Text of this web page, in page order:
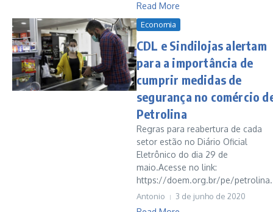
Read More
Economia
CDL e Sindilojas alertam
para a importância de
cumprir medidas de
segurança no comércio
Petrolina
Regras para reabertura de cada
setor estão no Diário Oficial
Eletrônico do dia 29 de
maio.Acesse no link:
https://doem.org.br/pe/
Antonio 3 de junho de 2020